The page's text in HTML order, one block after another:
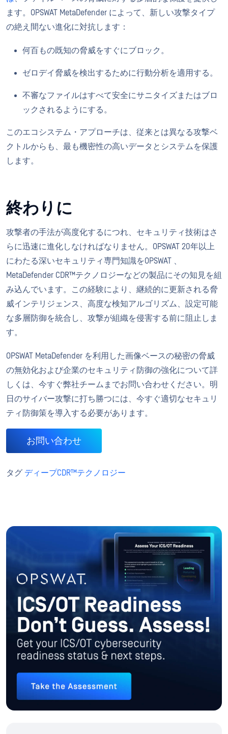
ます。OPSWAT MetaDefender によって、新しい攻撃タイプ
の絶え間ない進化に対抗します：
何百もの既知の脅威をすぐにブロック。
ゼロデイ脅威を検出するために行動分析を適用する。
不審なファイルはすべて安全にサニタイズまたはブロ
ックされるようにする。
このエコシステム・アプローチは、従来とは異なる攻撃ベ
クトルからも、最も機密性の高いデータとシステムを保護
します。
終わりに
攻撃者の手法が高度化するにつれ、セキュリティ技術はさ
らに迅速に進化しなければなりません。OPSWAT 20年以上
にわたる深いセキュリティ専門知識をOPSWAT 、
MetaDefender CDR™テクノロジーなどの製品にその知見を組
み込んでいます。この経験により、継続的に更新される脅
威インテリジェンス、高度な検知アルゴリズム、設定可能
な多層防御を統合し、攻撃が組織を侵害する前に阻止しま
す。
OPSWAT MetaDefender を利用した画像ベースの秘密の脅威
の無効化および企業のセキュリティ防御の強化について詳
しくは、今すぐ弊社チームまでお問い合わせください。明
日のサイバー攻撃に打ち勝つには、今すぐ適切なセキュリ
ティ防御策を導入する必要があります。
お問い合わせ
タグ ディープCDR™テクノロジー